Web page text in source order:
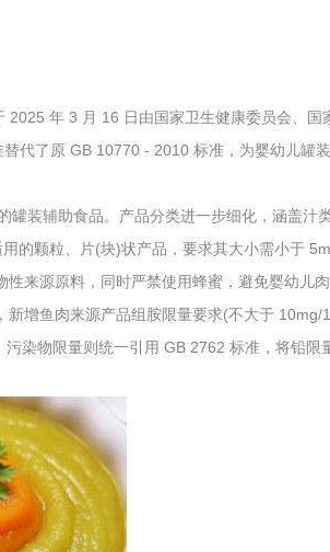
废气处理工程
工业废盐的处理和利用
2025 年 3 月 16 日由国家卫生健康委员会、国
代了原 GB 10770 - 2010 标准，为婴幼儿罐
罐装辅助食品。产品分类进一步细化，涵盖汁
的颗粒、片(块)状产品，要求其大小需小于
来源原料，同时严禁使用蜂蜜，避免婴幼儿
增鱼肉来源产品组胺限量要求(不大于 10mg/
染物限量则统一引用 GB 2762 标准，将铅限